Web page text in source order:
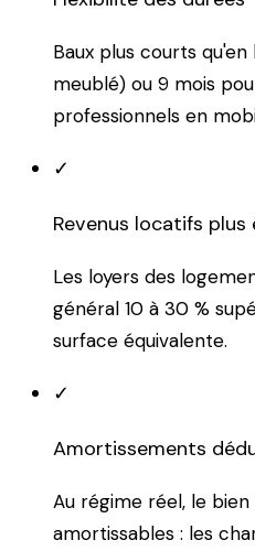
Baux plus courts qu'en
meublé) ou 9 mois
professionnels en
✓
Revenus locatifs plus
Les loyers des
général 10 à 30 %
surface équivalente.
✓
Amortissements
Au régime réel, le
amortissables : les